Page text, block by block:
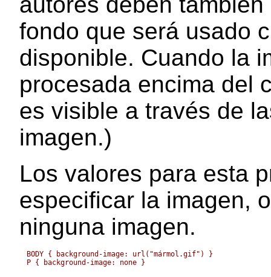
fondo que será usado
disponible. Cuando la
procesada encima del
es visible a través de
imagen.)
Los valores para esta
especificar la imagen,
ninguna imagen.
BODY { background-image: url("mármol.gif") }